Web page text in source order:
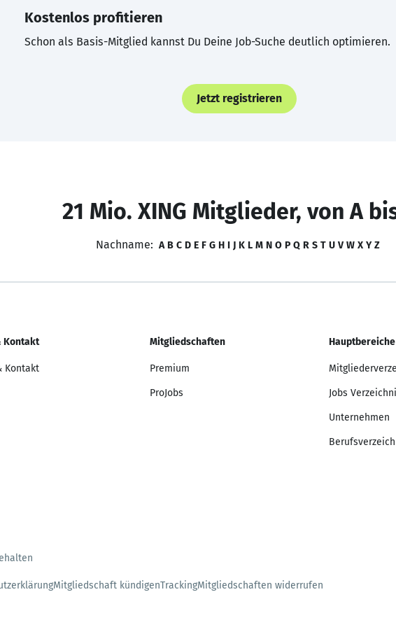
Kostenlos profitieren
Schon als Basis-Mitglied kannst Du Deine Job-Suche deutlich optimieren.
Jetzt registrieren
21 Mio. XING Mitglieder, von A
Nachname: A B C D E F G H I J K L M N O P Q R S T U V W X Y Z
Kontakt
Kontakt
Mitgliedschaften
Premium
ProJobs
Hauptbereiche
Jobs
Unternehmen
Mitgliedschaft kündigenTrackingMitgliedschaften widerrufen